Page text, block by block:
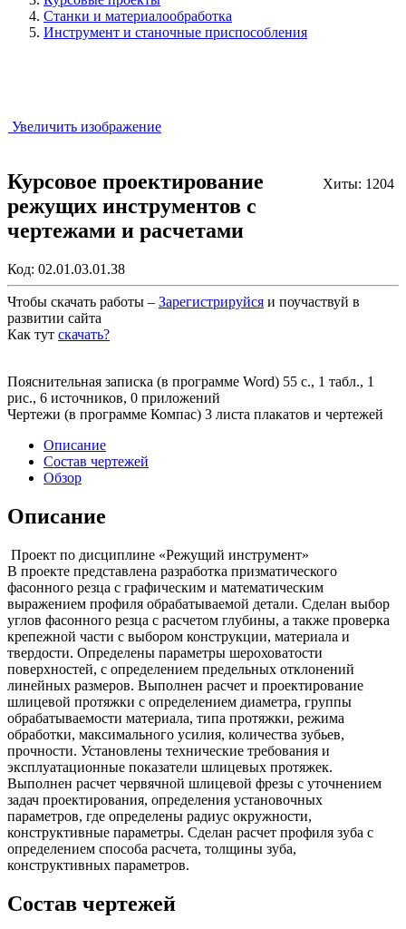
Станки и материалообработка
Инструмент и станочные приспособления
Увеличить изображение
Хиты: 1204
Курсовое проектирование
режущих инструментов с
чертежами и расчетами
Код: 02.01.03.01.38
Чтобы скачать работы – Зарегистрируйся и поучаствуй в
развитии сайта
Как тут скачать?
Пояснительная записка (в программе Word) 55 с., 1 табл., 1
рис., 6 источников, 0 приложений
Чертежи (в программе Компас) 3 листа плакатов и чертежей
Описание
Состав чертежей
Обзор
Описание
Проект по дисциплине «Режущий инструмент»
В проекте представлена разработка призматического
фасонного резца с графическим и математическим
выражением профиля обрабатываемой детали. Сделан выбор
углов фасонного резца с расчетом глубины, а также проверка
крепежной части с выбором конструкции, материала и
твердости. Определены параметры шероховатости
поверхностей, с определением предельных отклонений
линейных размеров. Выполнен расчет и проектирование
шлицевой протяжки с определением диаметра, группы
обрабатываемости материала, типа протяжки, режима
обработки, максимального усилия, количества зубьев,
прочности. Установлены технические требования и
эксплуатационные показатели шлицевых протяжек.
Выполнен расчет червячной шлицевой фрезы с уточнением
задач проектирования, определения установочных
параметров, где определены радиус окружности,
конструктивные параметры. Сделан расчет профиля зуба с
определением способа расчета, толщины зуба,
конструктивных параметров.
Состав чертежей